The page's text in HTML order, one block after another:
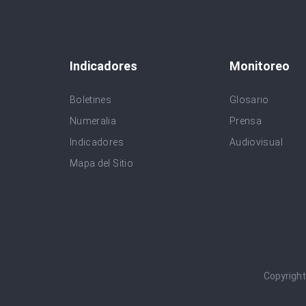
Indicadores
Boletines
Numeralia
Indicadores
Mapa del Sitio
Monitoreo
Glosario
Prensa
Audiovisual